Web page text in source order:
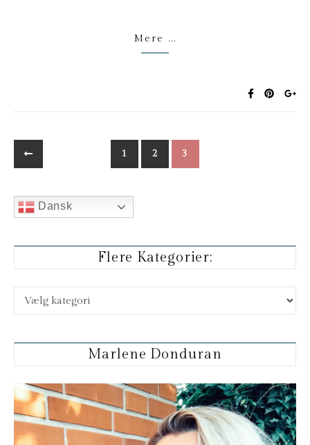
Mere ...
1 2 3
Dansk
Flere Kategorier:
Flere kategorier:
Marlene Donduran